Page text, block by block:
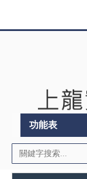
功能表